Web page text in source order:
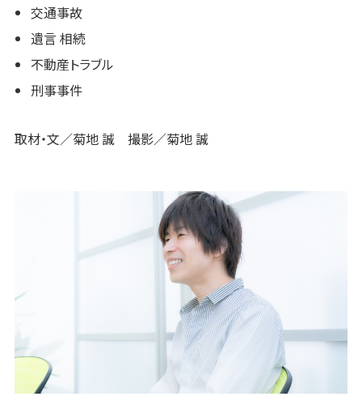
交通事故
遺言 相続
不動産トラブル
刑事事件
取材・文／菊地 誠 撮影／菊地 誠